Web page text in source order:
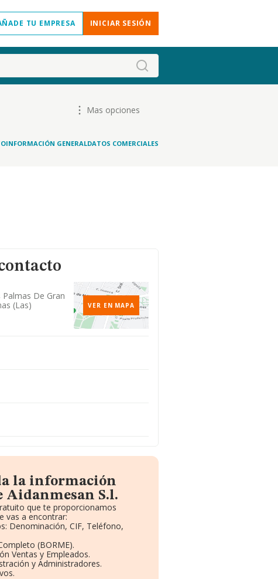
TU EMPRESA INICIAR SESIÓN
Mas opciones
INFORMACIÓN GENERALDATOS COMERCIALES
De Gran
(las)
VER EN MAPA
la información
Aidanmesan S.l.
que te proporcionamos
vas a encontrar:
Denominación, CIF, Teléfono,
(BORME).
Ventas y Empleados.
y Administradores.